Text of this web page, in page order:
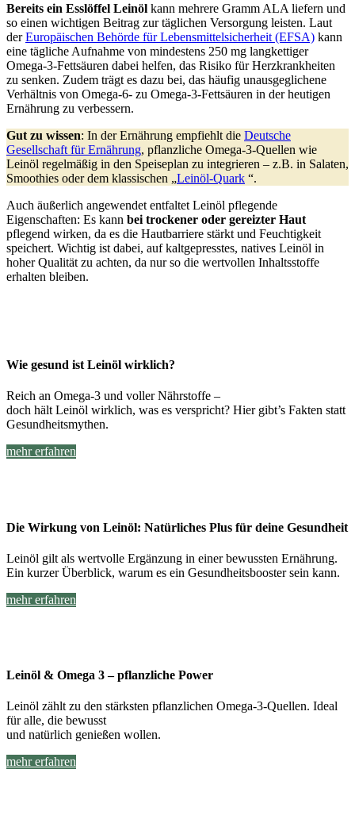
Bereits ein Esslöffel Leinöl kann mehrere Gramm ALA liefern und
so einen wichtigen Beitrag zur täglichen Versorgung leisten. Laut
derEuropäischen Behörde für Lebensmittelsicherheit (EFSA) kann
eine tägliche Aufnahme von mindestens 250 mg langkettiger
Omega-3-Fettsäuren dabei helfen, das Risiko für Herzkrankheiten
zu senken. Zudem trägt es dazu bei, das häufig unausgeglichene
Verhältnis von Omega-6- zu Omega-3-Fettsäuren in der heutigen
Ernährung zu verbessern.
Gut zu wissen: In der Ernährung empfiehlt die Deutsche
Gesellschaft für Ernährung, pflanzliche Omega-3-Quellen wie
Leinöl regelmäßig in den Speiseplan zu integrieren – z.B. in Salaten,
Smoothies oder dem klassischen „Leinöl-Quark “.
Auch äußerlich angewendet entfaltet Leinöl pflegende
Eigenschaften: Es kann bei trockener oder gereizter Haut
pflegend wirken, da es die Hautbarriere stärkt und Feuchtigkeit
speichert. Wichtig ist dabei, auf kaltgepresstes, natives Leinöl in
hoher Qualität zu achten, da nur so die wertvollen Inhaltsstoffe
erhalten bleiben.
Wie gesund ist Leinöl wirklich?
Reich an Omega-3 und voller Nährstoffe –
doch hält Leinöl wirklich, was es verspricht? Hier gibt’s Fakten statt
Gesundheitsmythen.
mehr erfahren
Die Wirkung von Leinöl: Natürliches Plus für deine Gesundheit
Leinöl gilt als wertvolle Ergänzung in einer bewussten Ernährung.
Ein kurzer Überblick, warum es ein Gesundheitsbooster sein kann.
mehr erfahren
Leinöl & Omega 3 – pflanzliche Power
Leinöl zählt zu den stärksten pflanzlichen Omega-3-Quellen. Ideal
für alle, die bewusst
und natürlich genießen wollen.
mehr erfahren